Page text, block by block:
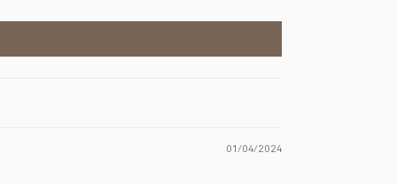
01/04/2024